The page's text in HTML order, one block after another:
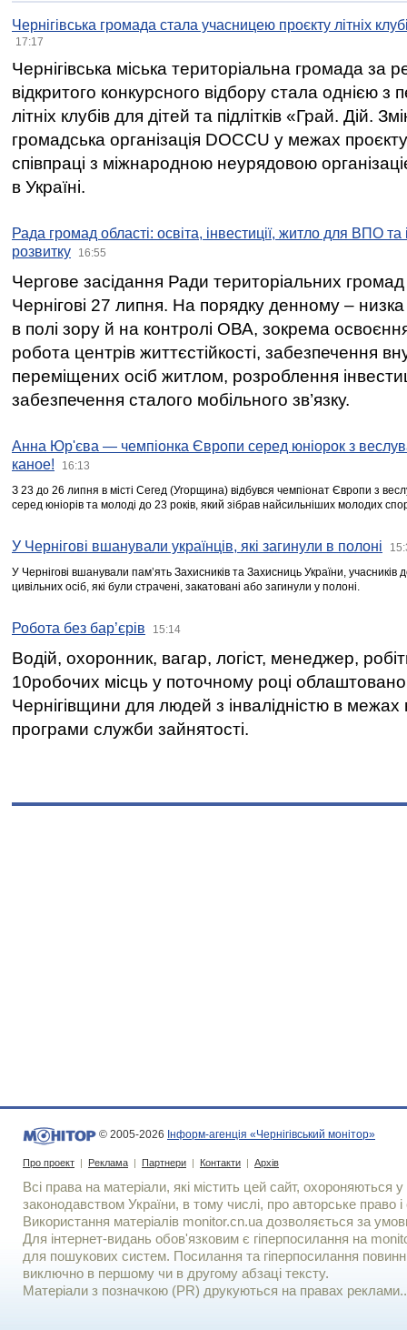
Чернігівська громада стала учасницею проєкту літніх
17:17
Чернігівська міська територіальна громада за
відкритого конкурсного відбору стала однією
літніх клубів для дітей та підлітків «Грай. Дій.
громадська організація DOCCU у межах
співпраці з міжнародною неурядовою
в Україні.
Рада громад області: освіта, інвестиції, житло для ВПО
розвитку
16:55
Чергове засідання Ради територіальних громад
Чернігові 27 липня. На порядку денному –
в полі зору й на контролі ОВА, зокрема освоєння
робота центрів життєстійкості, забезпечення
переміщених осіб житлом, розроблення
забезпечення сталого мобільного зв’язку.
Анна Юр'єва — чемпіонка Європи серед юніорок з
каное!
16:13
З 23 до 26 липня в місті Сегед (Угорщина) відбувся чемпіонат Європи з
серед юніорів та молоді до 23 років, який зібрав найсильніших молодих
У Чернігові вшанували українців, які загинули в полоні
У Чернігові вшанували пам’ять Захисників та Захисниць України,
цивільних осіб, які були страчені, закатовані або загинули у полоні.
Робота без бар’єрів 15:14
Водій, охоронник, вагар, логіст, менеджер,
10робочих місць у поточному році
Чернігівщини для людей з інвалідністю в межах
програми служби зайнятості.
© 2005-2026 Інформ-агенція «Чернігівський монітор»
Про проект | Реклама | Партнери | Контакти | Архів
Всі права на матеріали, які містить цей сайт, охороняються у
законодавством України, в тому числі, про авторське право і
Використання матерiалiв monitor.cn.ua дозволяється за
Для iнтернет-видань обов'язковим є гiперпосилання на
для пошукових систем. Посилання та гіперпосилання
виключно в першому чи в другому абзаці тексту.
Матеріали з позначкою (PR) друкуються на правах реклами..